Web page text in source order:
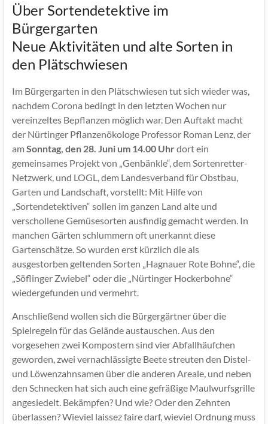
Über Sortendetektive im
Bürgergarten
Neue Aktivitäten und alte Sorten in
den Plätschwiesen
Im Bürgergarten in den Plätschwiesen tut sich wieder was,
nachdem Corona bedingt in den letzten Wochen nur
vereinzeltes Bepflanzen möglich war. Den Auftakt macht
der Nürtinger Pflanzenökologe Professor Roman Lenz, der
amSonntag, den 28. Juni um 14.00 Uhrdort ein
gemeinsames Projekt von „Genbänkle“, dem Sortenretter-
Netzwerk, und LOGL, dem Landesverband für Obstbau,
Garten und Landschaft, vorstellt: Mit Hilfe von
„Sortendetektiven“ sollen im ganzen Land alte und
verschollene Gemüsesorten ausfindig gemacht werden. In
manchen Gärten schlummern oft unerkannt diese
Gartenschätze. So wurden erst kürzlich die als
ausgestorben geltenden Sorten „Hagnauer Rote Bohne“, die
„Söflinger Zwiebel“ oder die „Nürtinger Hockerbohne“
wiedergefunden und vermehrt.
Anschließend wollen sich die Bürgergärtner über die
Spielregeln für das Gelände austauschen. Aus den
vorgesehen zwei Kompostern sind vier Abfallhäufchen
geworden, zwei vernachlässigte Beete streuten den Distel-
und Löwenzahnsamen über die anderen Areale, und neben
den Schnecken hat sich auch eine gefräßige Maulwurfsgrille
angesiedelt. Bekämpfen? Und wie? Oder den Zehnten
überlassen? Wieviel laissez faire darf, wieviel Ordnung muss